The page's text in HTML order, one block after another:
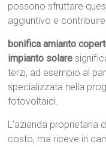
possono sfruttare
aggiuntivo e
bonifica amianto
impianto solare
terzi, ad esempio al
specializzata nella
fotovoltaici.
L’azienda proprietaria
costo, ma riceve in